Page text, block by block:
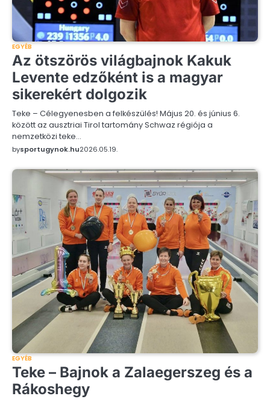
EGYÉB
Az ötszörös világbajnok Kakuk
Levente edzőként is a magyar
sikerekért dolgozik
Teke – Célegyenesben a felkészülés! Május 20. és június 6.
között az ausztriai Tirol tartomány Schwaz régiója a
nemzetközi teke…
bysportugynok.hu2026.05.19.
EGYÉB
Teke – Bajnok a Zalaegerszeg és a
Rákoshegy